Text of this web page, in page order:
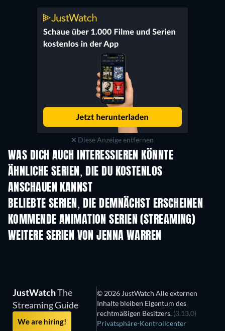
Diese Anzeige entfernen
WAS DICH AUCH INTERESSIEREN KÖNNTE
Serie Serie
ÄHNLICHE SERIEN, DIE DU KOSTENLOS
ANSCHAUEN KANNST
Serie
BELIEBTE SERIEN, DIE DEMNÄCHST ERSCHEINEN
Serie Serie
KOMMENDE ANIMATION SERIEN (STREAMING)
Staffel 1 Staffel 2
WEITERE SERIEN VON JENNA WARREN
Serie Serie
JustWatchThe
Streaming Guide
We are hiring!
© 2026 JustWatch Alle externen
Inhalte bleiben Eigentum des
rechtmäßigen Besitzers. (3.13.0)
Privatsphäre-Kontrollcenter